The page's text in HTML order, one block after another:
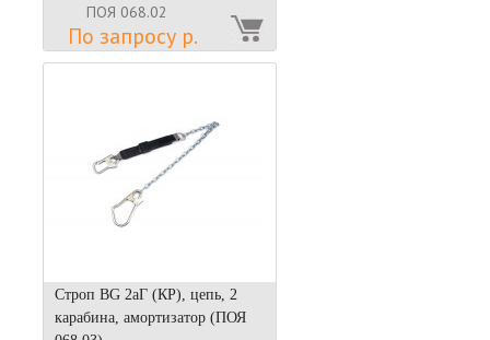
ПОЯ 068.02
По запросу р.
Строп BG 2аГ (КР), цепь, 2
карабина, амортизатор (ПОЯ